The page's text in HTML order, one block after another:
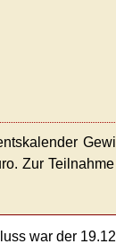
Zur